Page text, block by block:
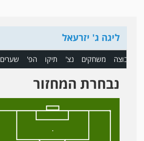
ליגה ג' יזרעאל
קבוצה משחקים נצ' תיקו הפ' שערים
נבחרת המחזור